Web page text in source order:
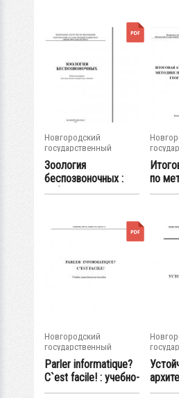
Новгородский
государственный
университет им. Яр....
Зоология
беспозвоночных :
рабочая тетрадь
по
Новгородский
государственный
университет им. Яр....
Parler informatique?
C`est facile! : учебно-
метод...